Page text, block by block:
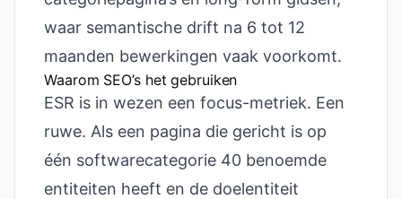
waar semantische drift na 6 tot 12
maanden bewerkingen vaak voorkomt.
Waarom SEO’s het gebruiken
ESR is in wezen een focus-metriek. Een
ruwe. Als een pagina die gericht is op
één softwarecategorie 40 benoemde
entiteiten heeft en de doelentiteit